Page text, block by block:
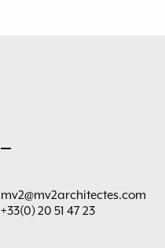
mv2@mv2architectes.com
+33(0) 20 51 47 23